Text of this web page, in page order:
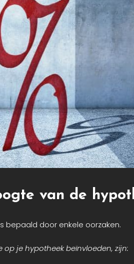
van de
bepaald door enkele oorzaken.
op je hypotheek beïnvloeden, zijn: